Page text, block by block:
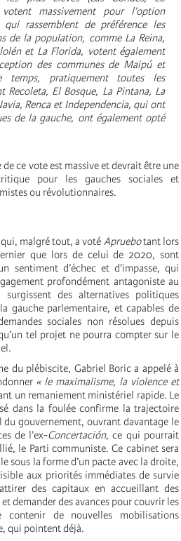
massivement pour l’option
qui rassemblent de préférence les
de la population, comme La Reina,
et La Florida, votent également
des communes de Maipú et
temps, pratiquement toutes les
Recoleta, El Bosque, La Pintana, La
Renca et Independencia, qui ont
de la gauche, ont également opté
ce vote est massive et devrait être une
pour les gauches sociales et
ou révolutionnaires.
malgré tout, a voté Apruebotant lors
que lors de celui de 2020, sont
sentiment d’échec et d’impasse, qui
profondément antagoniste au
des alternatives politiques
gauche parlementaire, et capables de
sociales non résolues depuis
tel projet ne pourra compter sur le
du plébiscite, Gabriel Boric a appelé à
« le maximalisme, la violence et
un remaniement ministériel rapide. Le
dans la foulée confirme la trajectoire
gouvernement, ouvrant davantage le
de l’ex-Concertación, ce qui pourrait
le Parti communiste. Ce cabinet sera
sous la forme d’un pacte avec la droite,
aux priorités immédiates de survie
des capitaux en accueillant des
demander des avances pour couvrir les
contenir de nouvelles mobilisations
qui pointent déjà.